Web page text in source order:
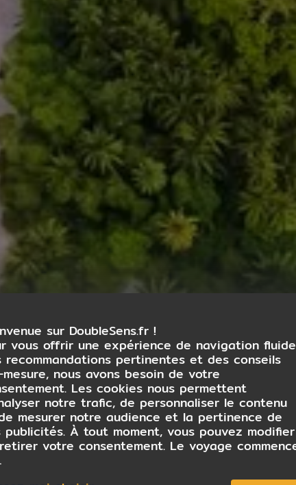
sur DoubleSens.fr !
vous offrir une expérience de navigation
recommandations pertinentes et des conseils
nous avons besoin de votre
Les cookies nous permettent
notre trafic, de personnaliser le contenu
mesurer notre audience et la pertinence de
publicités. À tout moment, vous pouvez modifier
votre consentement. Le voyage